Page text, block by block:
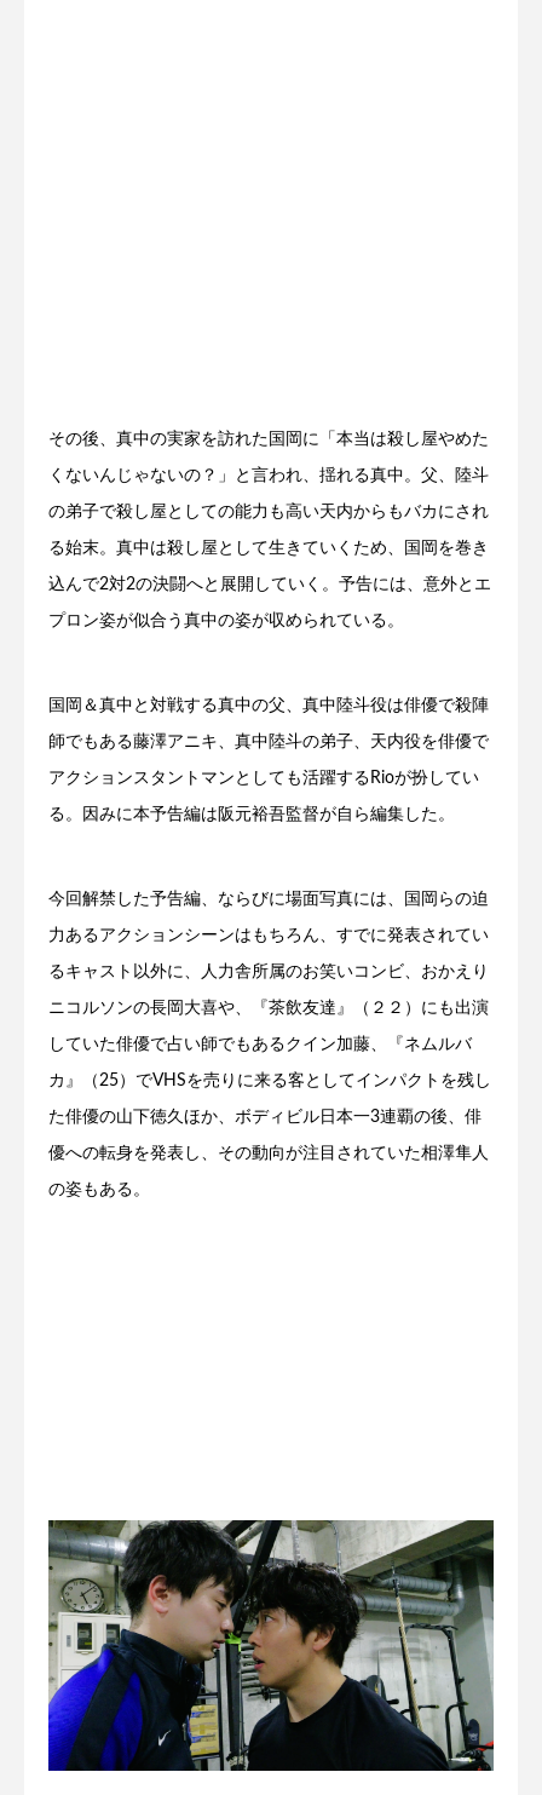
その後、真中の実家を訪れた国岡に「本当は殺し屋やめた
くないんじゃないの？」と言われ、揺れる真中。父、陸斗
の弟子で殺し屋としての能力も高い天内からもバカにされ
る始末。真中は殺し屋として生きていくため、国岡を巻き
込んで2対2の決闘へと展開していく。予告には、意外とエ
プロン姿が似合う真中の姿が収められている。
国岡＆真中と対戦する真中の父、真中陸斗役は俳優で殺陣
師でもある藤澤アニキ、真中陸斗の弟子、天内役を俳優で
アクションスタントマンとしても活躍するRioが扮してい
る。因みに本予告編は阪元裕吾監督が自ら編集した。
今回解禁した予告編、ならびに場面写真には、国岡らの迫
力あるアクションシーンはもちろん、すでに発表されてい
るキャスト以外に、人力舎所属のお笑いコンビ、おかえり
ニコルソンの長岡大喜や、『茶飲友達』（２２）にも出演
していた俳優で占い師でもあるクイン加藤、『ネムルバ
カ』（25）でVHSを売りに来る客としてインパクトを残し
た俳優の山下徳久ほか、ボディビル日本一3連覇の後、俳
優への転身を発表し、その動向が注目されていた相澤隼人
の姿もある。